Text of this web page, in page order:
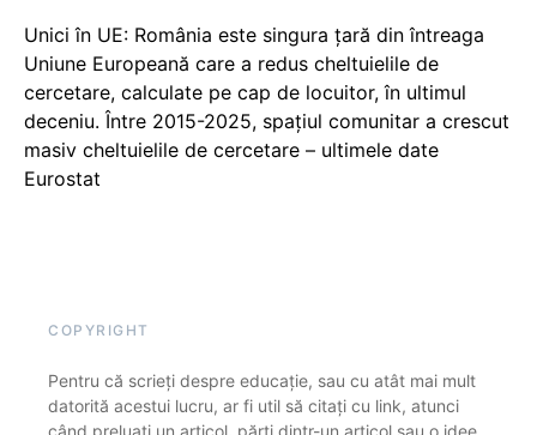
Unici în UE: România este singura țară din întreaga
Uniune Europeană care a redus cheltuielile de
cercetare, calculate pe cap de locuitor, în ultimul
deceniu. Între 2015-2025, spațiul comunitar a crescut
masiv cheltuielile de cercetare – ultimele date
Eurostat
COPYRIGHT
Pentru că scrieți despre educație, sau cu atât mai mult
datorită acestui lucru, ar fi util să citați cu link, atunci
când preluați un articol, părți dintr-un articol sau o idee